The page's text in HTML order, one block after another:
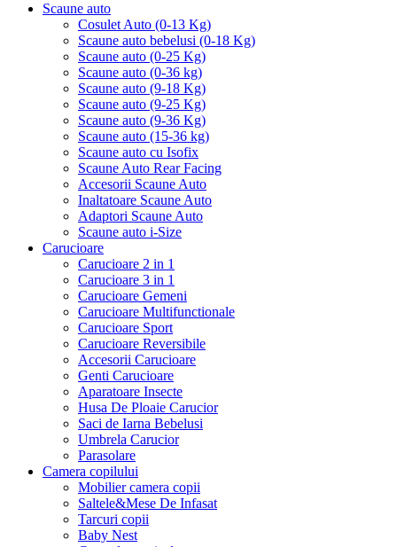
Scaune auto
Cosulet Auto (0-13 Kg)
Scaune auto bebelusi (0-18 Kg)
Scaune auto (0-25 Kg)
Scaune auto (0-36 kg)
Scaune auto (9-18 Kg)
Scaune auto (9-25 Kg)
Scaune auto (9-36 Kg)
Scaune auto (15-36 kg)
Scaune auto cu Isofix
Scaune Auto Rear Facing
Accesorii Scaune Auto
Inaltatoare Scaune Auto
Adaptori Scaune Auto
Scaune auto i-Size
Carucioare
Carucioare 2 in 1
Carucioare 3 in 1
Carucioare Gemeni
Carucioare Multifunctionale
Carucioare Sport
Carucioare Reversibile
Accesorii Carucioare
Genti Carucioare
Aparatoare Insecte
Husa De Ploaie Carucior
Saci de Iarna Bebelusi
Umbrela Carucior
Parasolare
Camera copilului
Mobilier camera copii
Saltele&Mese De Infasat
Tarcuri copii
Baby Nest